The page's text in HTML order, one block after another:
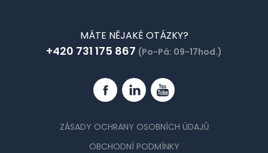
MÁTE NĚJAKÉ OTÁZKY?
+420 731 175 867 (Po-Pá: 09-17hod.)
FacebookLinkedinYouTube
ZÁSADY OCHRANY OSOBNÍCH ÚDAJŮ
OBCHODNÍ PODMÍNKY